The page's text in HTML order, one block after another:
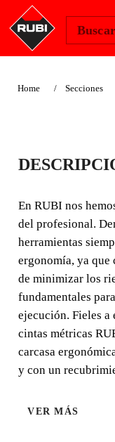
Home Secciones
En RUBI nos
profesional. Dentro
siempre está muy
que creemos que
riesgos de lesión
salud y para una
En RUBI nos
del profesional.
herramientas
ergonomía, ya que
de minimizar los
fundamentales
ejecución. Fieles a
cintas métricas
carcasa
y con un
VER MÁS